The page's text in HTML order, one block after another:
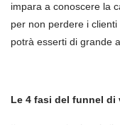
impara a conoscere la
per non perdere i
potrà esserti di grande
Le 4 fasi del funnel di